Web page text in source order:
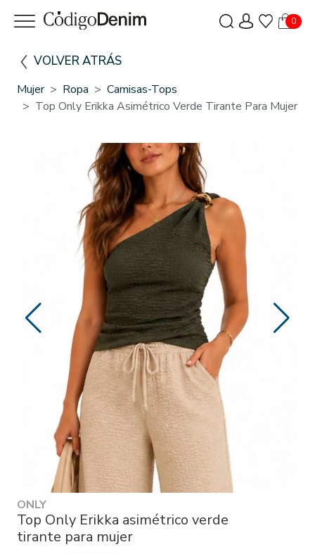
0
VOLVER ATRÁS
Mujer Ropa
Camisas-Tops
Top Only Erikka Asimétrico Verde Tirante Para Mujer
ONLY
Top Only Erikka asimétrico verde
tirante para mujer